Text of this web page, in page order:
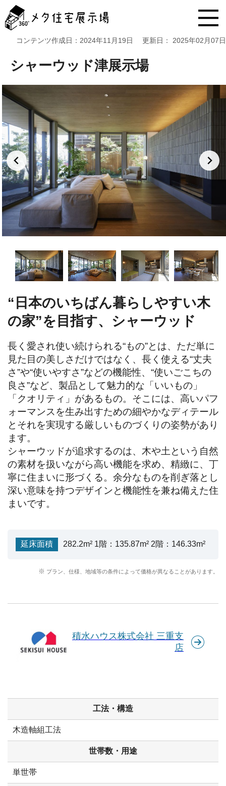
タ
住
ン
テ
ン
ツ
ス
キ
ッ
プ
コンテンツ作成日： 2024年11月19日 更新日： 2025年02月07日
シャーウッド津展示場
“日本のいちばん暮らしやすい木
の家”を目指す、シャーウッド
長く愛され使い続けられる“もの”とは、ただ単に
見た目の美しさだけではなく、長く使える“丈夫
さ”や“使いやすさ”などの機能性、“使いごこちの
良さ”など、製品として魅力的な「いいもの」
「クオリティ」があるもの。そこには、高いパフ
ォーマンスを生み出すための細やかなディテール
とそれを実現する厳しいものづくりの姿勢があり
ます。
シャーウッドが追求するのは、木や土という自然
の素材を扱いながら高い機能を求め、精緻に、丁
寧に住まいに形づくる。余分なものを削ぎ落とし
深い意味を持つデザインと機能性を兼ね備えた住
まいです。
延床面積 282.2m² 1階：135.87m² 2階：146.33m²
プラン、仕様、地域等の条件によって価格が異なることがあります。
積水ハウス株式会社 三重支
店
工法・構造
木造軸組工法
世帯数・用途
単世帯